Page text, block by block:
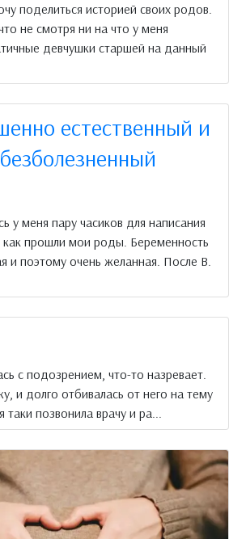
поделиться историей своих родов.
не смотря ни на что у меня
девчушки старшей на данный
естественный и
у меня пару часиков для написания
как прошли мои роды. Беременность
и поэтому очень желанная. После В.
с подозрением, что-то назревает.
и долго отбивалась от него на тему
позвонила врачу и ра...